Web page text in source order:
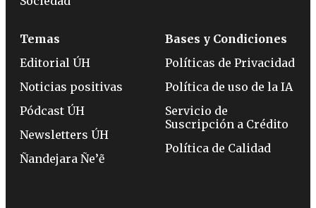
Temas
Editorial ÚH
Noticias positivas
Pódcast ÚH
Newsletters ÚH
Ñandejara Ñe’ẽ
Bases y Condiciones
Políticas de Privacidad
Política de uso de la IA
Servicio de
Suscripción a Crédito
Política de Calidad